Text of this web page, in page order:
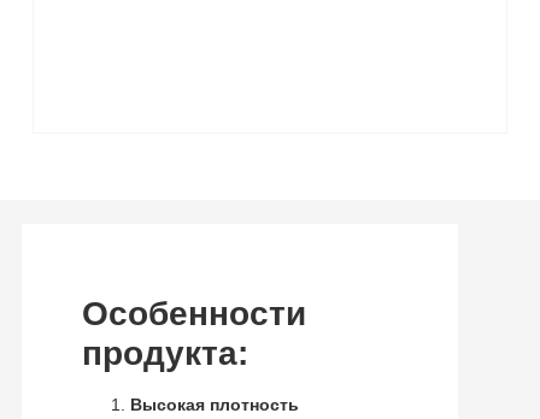
Особенности
продукта:
Высокая плотность